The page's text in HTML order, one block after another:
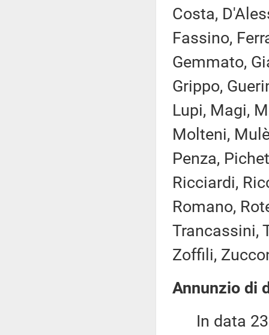
Costa,
Fassino,
Gemmato,
Grippo,
Lupi, Magi,
Molteni,
Penza,
Ricciardi,
Romano,
Trancassini,
Zoffili,
Annunzio di
In data 23